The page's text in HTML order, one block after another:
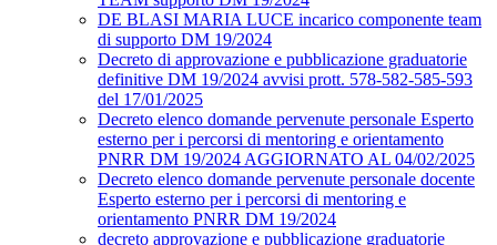
DE BLASI MARIA LUCE incarico componente team
di supporto DM 19/2024
Decreto di approvazione e pubblicazione graduatorie
definitive DM 19/2024 avvisi prott. 578-582-585-593
del 17/01/2025
Decreto elenco domande pervenute personale Esperto
esterno per i percorsi di mentoring e orientamento
PNRR DM 19/2024 AGGIORNATO AL 04/02/2025
Decreto elenco domande pervenute personale docente
Esperto esterno per i percorsi di mentoring e
orientamento PNRR DM 19/2024
decreto approvazione e pubblicazione graduatorie